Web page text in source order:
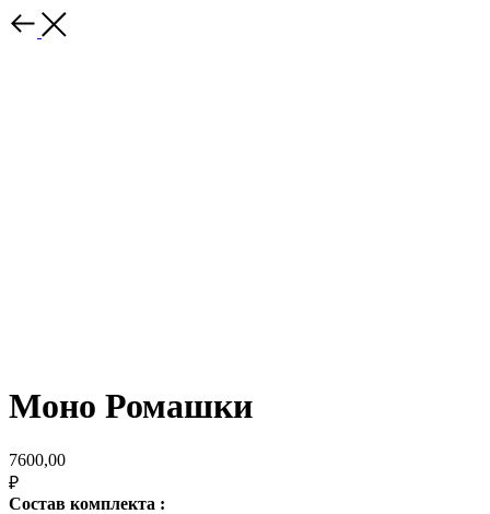
Моно Ромашки
7600,00
₽
Состав комплекта :